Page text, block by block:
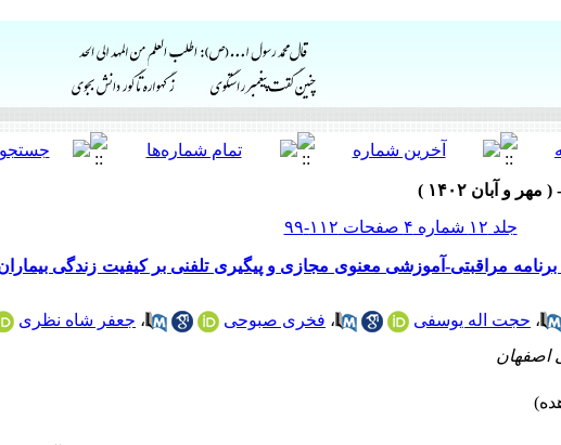
جلد ۱۲ شماره ۴ صفحات ۱۱۲-۹۹
برنامه مراقبتی-آموزشی معنوی مجازی و پیگیری تلفنی بر کیفیت زندگی
، حجت اله یوسفی ، فخری صبوحی ، جعفر شاه نظری
اصفهان